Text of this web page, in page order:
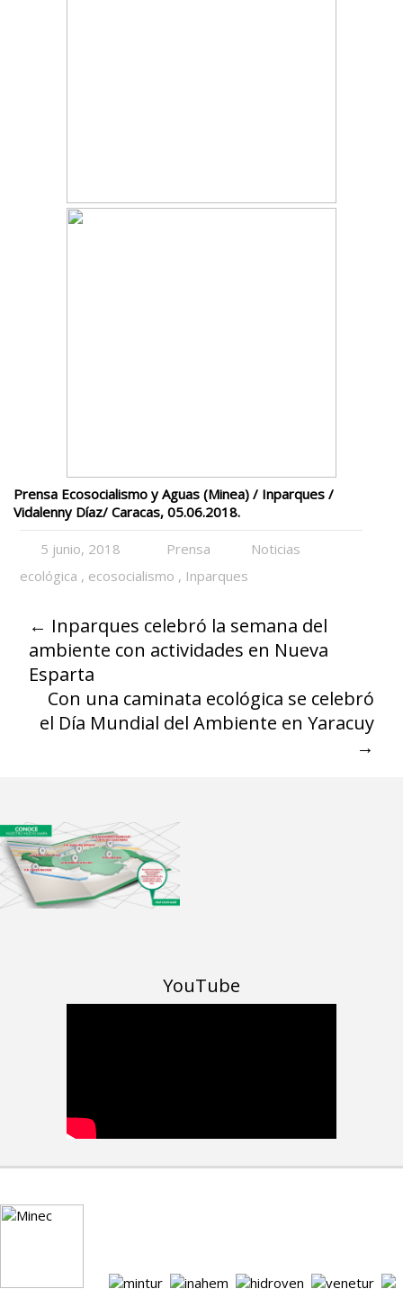
Prensa Ecosocialismo y Aguas (Minea) / Inparques /
Vidalenny Díaz/ Caracas, 05.06.2018.
5 junio, 2018 Prensa
Noticias
ecológica , ecosocialismo , Inparques
← Inparques celebró la semana del
ambiente con actividades en Nueva
Esparta
Con una caminata ecológica se celebró
el Día Mundial del Ambiente en Yaracuy
→
YouTube